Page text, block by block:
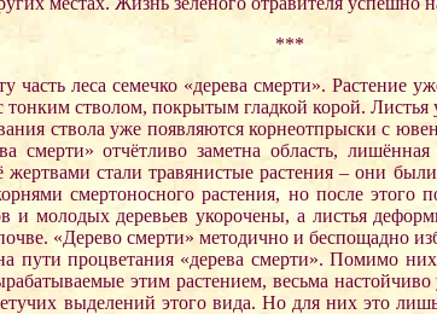
***
леса семечко «дерева смерти».
тонким стволом, покрытым гладкой корой.
ствола уже появляются корнеотпрыски с
смерти» отчётливо заметна область,
стали травянистые растения – они
смертоносного растения, но после
молодых деревьев укорочены, а листья
«Дерево смерти» методично и беспощадно
пути процветания «дерева смерти». Помимо
этим растением, весьма
выделений этого вида. Но для них это